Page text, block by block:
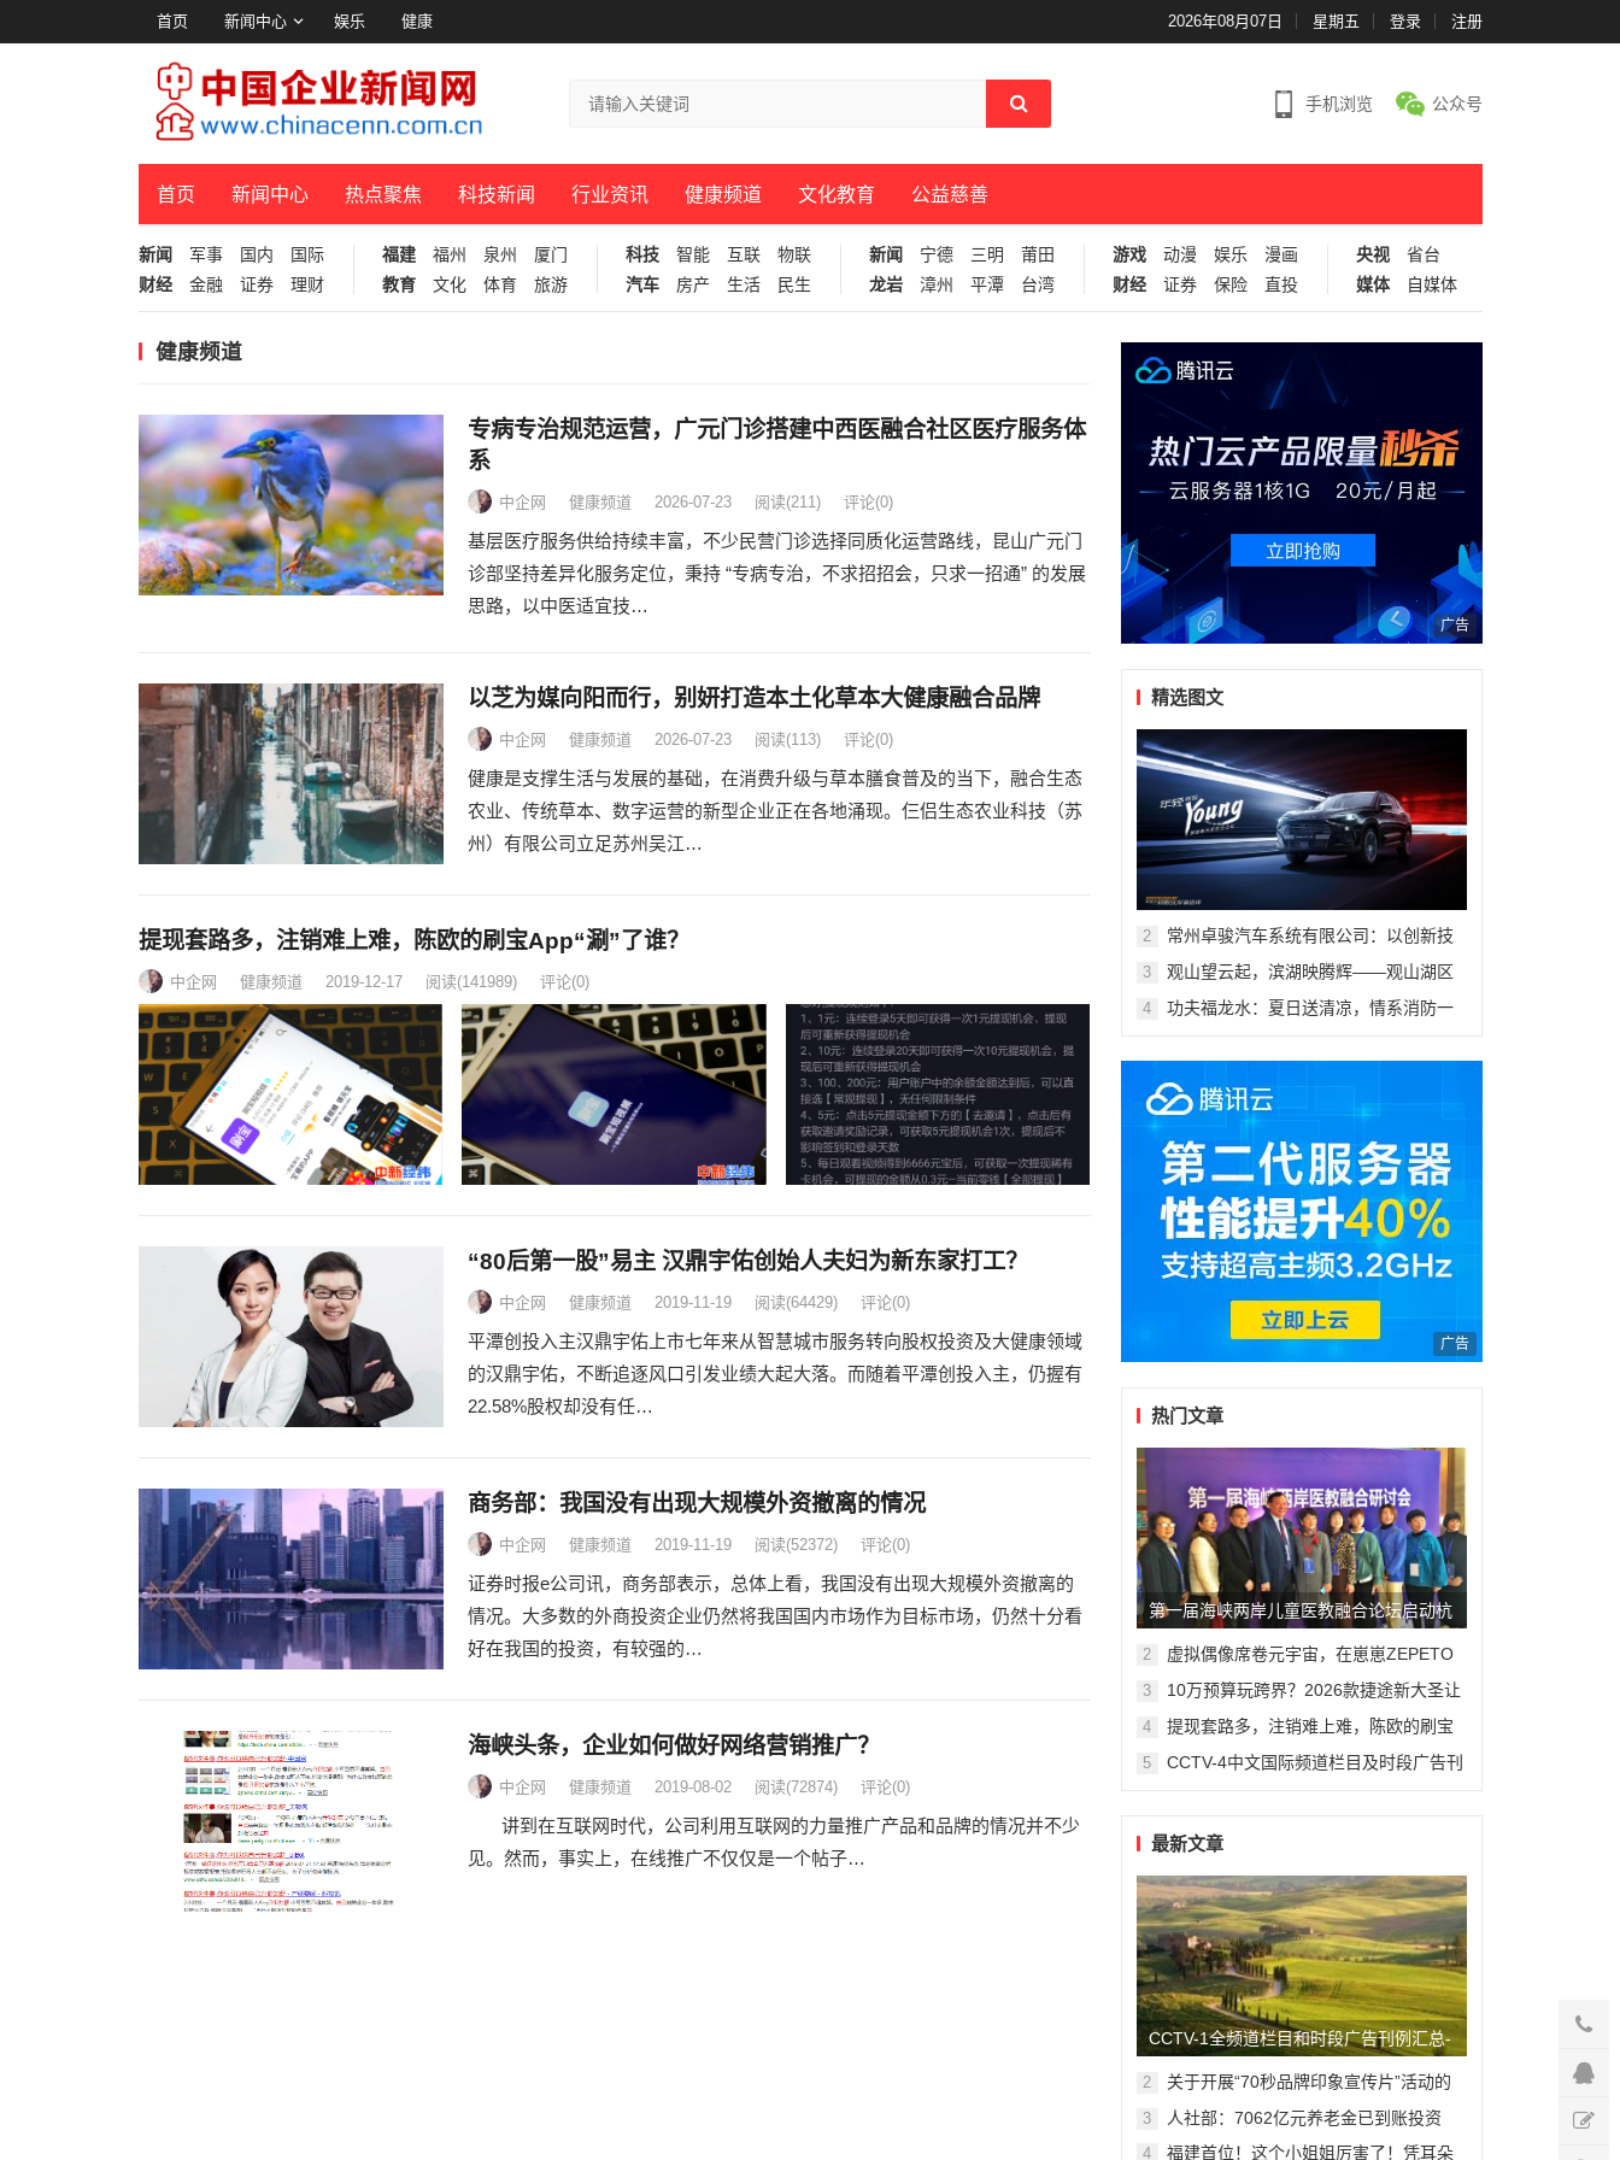
首页 新闻中心 娱乐 健康 2026年08月07日 星期五 登录 注册
手机浏览 公众号
首页 新闻中心 热点聚焦 科技新闻 行业资讯 健康频道 文化教育 公益慈善
新闻 军事 国内
国际
财经
金融 证券 理财
福建 福州 泉州
厦门
教育
文化 体育 旅游
科技 智能 互联
物联
汽车
房产 生活 民生
新闻 宁德 三明
莆田
龙岩
漳州 平潭 台湾
游戏 动漫 娱乐
漫画
财经
证券 保险 直投
央视
省台
媒体
自媒体
健康频道
专病专治规范运营，广元门诊搭建中西医融合社区医疗服务体
系
中企网 健康频道 2026-07-23 阅读(211) 评论(0)
基层医疗服务供给持续丰富，不少民营门诊选择同质化运营路线，昆山广元门
诊部坚持差异化服务定位，秉持 “专病专治，不求招招会，只求一招通” 的发展
思路，以中医适宜技…
以芝为媒向阳而行，别妍打造本土化草本大健康融合品牌
中企网 健康频道 2026-07-23 阅读(113) 评论(0)
健康是支撑生活与发展的基础，在消费升级与草本膳食普及的当下，融合生态
农业、传统草本、数字运营的新型企业正在各地涌现。仨侣生态农业科技（苏
州）有限公司立足苏州吴江…
提现套路多，注销难上难，陈欧的刷宝App“涮”了谁？
中企网 健康频道 2019-12-17 阅读(141989) 评论(0)
“80后第一股”易主 汉鼎宇佑创始人夫妇为新东家打工？
中企网 健康频道 2019-11-19 阅读(64429) 评论(0)
平潭创投入主汉鼎宇佑上市七年来从智慧城市服务转向股权投资及大健康领域
的汉鼎宇佑，不断追逐风口引发业绩大起大落。而随着平潭创投入主，仍握有
22.58%股权却没有任…
商务部：我国没有出现大规模外资撤离的情况
中企网 健康频道 2019-11-19 阅读(52372) 评论(0)
证券时报e公司讯，商务部表示，总体上看，我国没有出现大规模外资撤离的
情况。大多数的外商投资企业仍然将我国国内市场作为目标市场，仍然十分看
好在我国的投资，有较强的…
海峡头条，企业如何做好网络营销推广？
中企网 健康频道 2019-08-02 阅读(72874) 评论(0)
讲到在互联网时代，公司利用互联网的力量推广产品和品牌的情况并不少
见。然而，事实上，在线推广不仅仅是一个帖子…
广告
精选图文
2
常州卓骏汽车系统有限公司：以创新技
行业标杆
3
观山望云起，滨湖映腾辉——观山湖区
盛大开幕
4
功夫福龙水：夏日送清凉，情系消防一
广告
热门文章
第一届海峡两岸儿童医教融合论坛启动杭
州复旦儿童医院“复星”计划
2
虚拟偶像席卷元宇宙，在崽崽ZEPETO
3
10万预算玩跨界？2026款捷途新大圣让
4
提现套路多，注销难上难，陈欧的刷宝
5
CCTV-4中文国际频道栏目及时段广告刊
最新文章
CCTV-1全频道栏目和时段广告刊例汇总-
最全版
2
关于开展“70秒品牌印象宣传片”活动的
3 人社部：7062亿元养老金已到账投资
4 福建首位！这个小姐姐厉害了！凭耳朵